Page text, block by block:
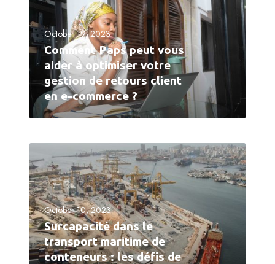
October 19, 2023
Comment Paps peut vous
aider à optimiser votre
gestion de retours client
en e-commerce ?
October 10, 2023
Surcapacité dans le
transport maritime de
conteneurs : les défis de